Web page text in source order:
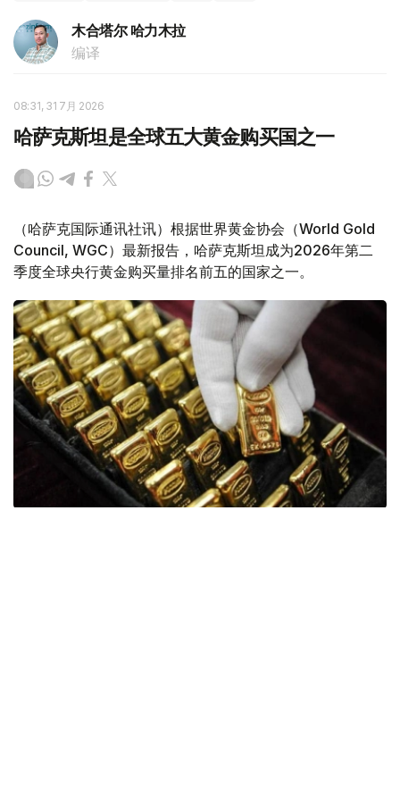
木合塔尔 哈力木拉
编译
08:31, 31 7月 2026
哈萨克斯坦是全球五大黄金购买国之一
（哈萨克国际通讯社讯）根据世界黄金协会（World Gold
Council, WGC）最新报告，哈萨克斯坦成为2026年第二
季度全球央行黄金购买量排名前五的国家之一。